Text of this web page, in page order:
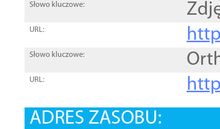
Słowo kluczowe:
URL:
Słowo kluczowe:
URL:
ADRES ZASOBU: